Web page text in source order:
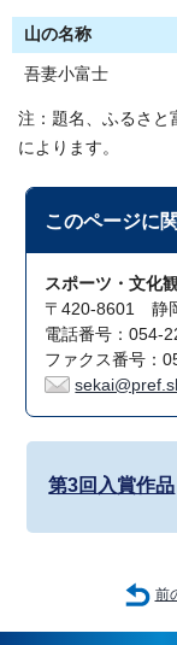
山の名称
吾妻小富士
注：題名、ふるさと
によります。
このページに
スポーツ・文化
〒420-8601 静
電話番号：054-
ファクス番号：
第3回入賞作品
前